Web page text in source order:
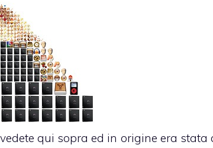
qui sopra ed in origine era stata